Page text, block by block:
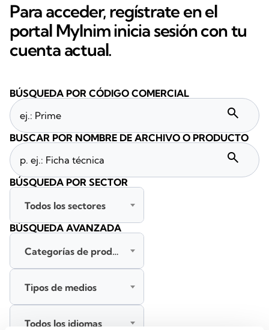
Para acceder, regístrate en el
portal MyInim inicia sesión con tu
cuenta actual.
BÚSQUEDA POR CÓDIGO COMERCIAL
search
BUSCAR POR NOMBRE DE ARCHIVO O PRODUCTO
search
BÚSQUEDA POR SECTOR
Todos los sectores
BÚSQUEDA AVANZADA
Categorías de productos
Tipos de medios
Todos los idiomas